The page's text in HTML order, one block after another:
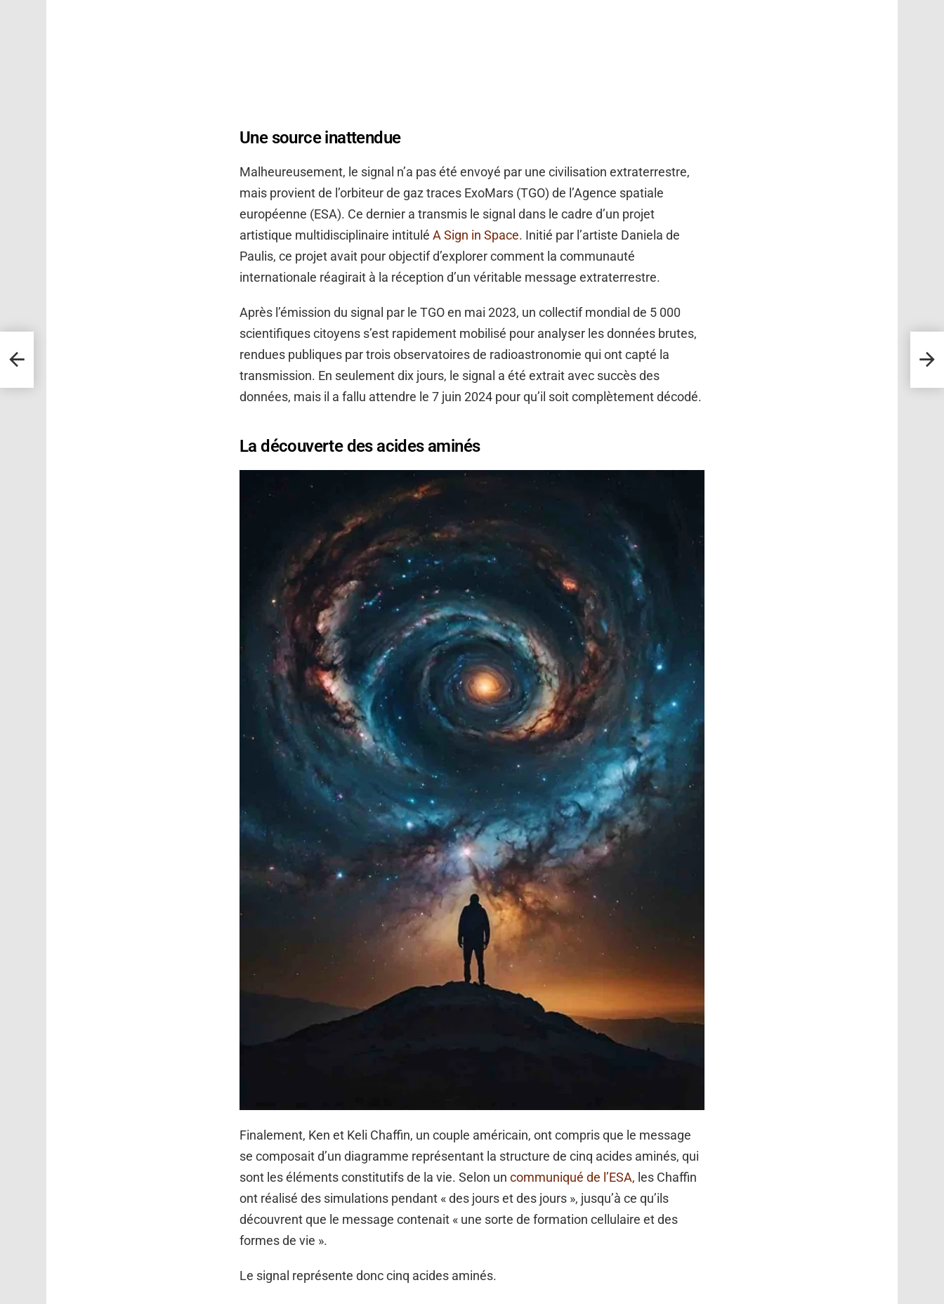
Une source inattendue
Malheureusement, le signal n’a pas été envoyé par une civilisation extraterrestre,
mais provient de l’orbiteur de gaz traces ExoMars (TGO) de l’Agence spatiale
européenne (ESA). Ce dernier a transmis le signal dans le cadre d’un projet
artistique multidisciplinaire intitulé A Sign in Space. Initié par l’artiste Daniela de
Paulis, ce projet avait pour objectif d’explorer comment la communauté
internationale réagirait à la réception d’un véritable message extraterrestre.
Après l’émission du signal par le TGO en mai 2023, un collectif mondial de 5 000
scientifiques citoyens s’est rapidement mobilisé pour analyser les données brutes,
rendues publiques par trois observatoires de radioastronomie qui ont capté la
transmission. En seulement dix jours, le signal a été extrait avec succès des
données, mais il a fallu attendre le 7 juin 2024 pour qu’il soit complètement décodé.
La découverte des acides aminés
Finalement, Ken et Keli Chaffin, un couple américain, ont compris que le message
se composait d’un diagramme représentant la structure de cinq acides aminés, qui
sont les éléments constitutifs de la vie. Selon un communiqué de l’ESA, les Chaffin
ont réalisé des simulations pendant « des jours et des jours », jusqu’à ce qu’ils
découvrent que le message contenait « une sorte de formation cellulaire et des
formes de vie ».
Le signal représente donc cinq acides aminés.
un
Un